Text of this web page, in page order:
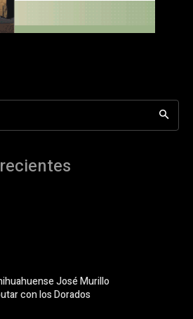
José Murillo
con los Dorados